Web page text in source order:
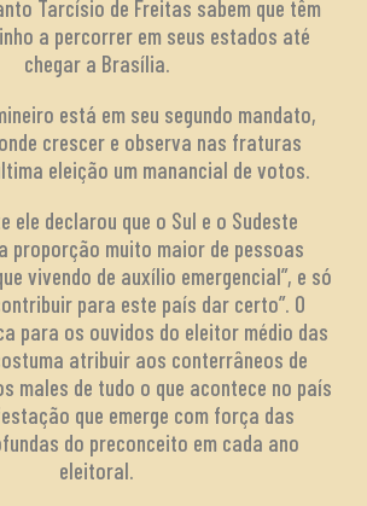
Tarcísio de Freitas sabem que têm
a percorrer em seus estados até
chegar a Brasília.
está em seu segundo mandato,
crescer e observa nas fraturas
eleição um manancial de votos.
ele declarou que o Sul e o Sudeste
proporção muito maior de pessoas
vivendo de auxílio emergencial”, e só
para este país dar certo”. O
para os ouvidos do eleitor médio das
atribuir aos conterrâneos de
males de tudo o que acontece no país
que emerge com força das
do preconceito em cada ano
eleitoral.